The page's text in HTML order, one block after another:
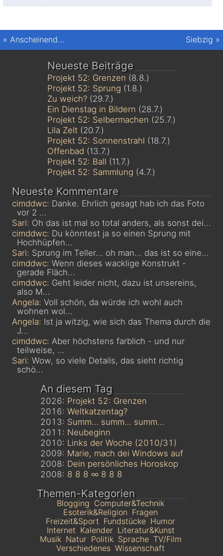
« Anscheinend… Siebzig »
Neueste Beiträge
Projekt 52: Grenzen (8.8.)
Projekt 52: Sprung (1.8.)
Zu weich? (29.7.)
Ein Dienstag in Bildern (28.7.)
Projekt 52: Selbermachen (25.7.)
Lila Zelt (20.7.)
Projekt 52: Sonnenstrahl (18.7.)
Offenbad (13.7.)
Projekt 52: Ball (11.7.)
Projekt 52: Sammlung (4.7.)
Neueste Kommentare
cimddwc: Danke. Ehrlich gesagt hab ich das Foto
vor 2 ...
Sari: Oh das ist mal so total anders, als sonst dei...
cimddwc: Du könntest ja so einen Sprung mit
Hochhüpfen...
Sari: Sprung im Teller... oh man... das ist so eine...
cimddwc: Wenn dieses wacklige Konstrukt -
gerade Fläch...
cimddwc: Geht leider nicht, dazu ist unsereins,
also M...
Angela: Voll schön, da würde ich wohl auch
wohnen wol...
Angela: Ist ja witzig, wie sich das Thema durch die
J...
cimddwc: Aber höchstens farblich - und nur
teilweise, ...
Sari: Wow, so viele Details, das sieht richtig
schö...
An diesem Tag
2026: Projekt 52: Grenzen
2016: Weltkatzentag?
2013: Summ… summ… summ…
2011: Neubeginn
2010: Links der Woche (2010/31)
2009: Marie, mach dei Windows auf
2008: Dein persönliches Horoskop
2008: 8 8 8 ∞ 8 8 8
Themen-Kategorien
Blogging Computer&Technik
Esoterik&Religion Fragen
Freizeit&Sport Fundstücke Humor
Internet Kalender Literatur&Kunst
Musik Natur Politik Sprache TV/Film
Verschiedenes Wissenschaft